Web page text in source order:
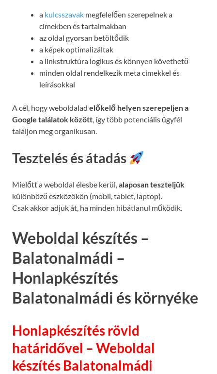
a kulcsszavak megfelelően szerepelnek a
címekben és tartalmakban
az oldal gyorsan betöltődik
a képek optimalizáltak
a linkstruktúra logikus és könnyen követhető
minden oldal rendelkezik meta címekkel és
leírásokkal
A cél, hogy weboldalad előkelő helyen szerepeljen a
Google találatok között, így több potenciális ügyfél
találjon meg organikusan.
Tesztelés és átadás
Mielőtt a weboldal élesbe kerül,alaposan teszteljük
különböző eszközökön (mobil, tablet, laptop).
Csak akkor adjuk át, ha minden hibátlanul működik.
Weboldal készítés –
Balatonalmádi –
Honlapkészítés
Balatonalmádi és környéke
Honlapkészítés rövid
határidővel – Weboldal
készítés Balatonalmádi